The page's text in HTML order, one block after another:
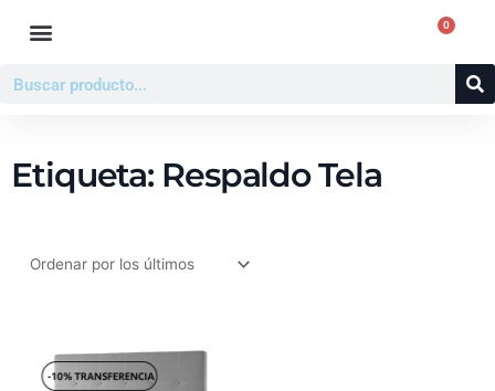
0
Buscar
Etiqueta: Respaldo Tela